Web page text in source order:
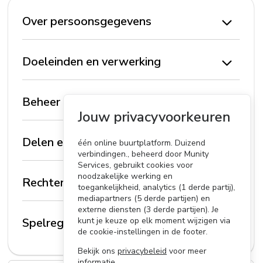
Jouw privacyvoorkeuren
één online buurtplatform. Duizend
verbindingen., beheerd door Munity
Services, gebruikt cookies voor
noodzakelijke werking en
toegankelijkheid, analytics (1 derde partij),
mediapartners (5 derde partijen) en
externe diensten (3 derde partijen). Je
kunt je keuze op elk moment wijzigen via
de cookie-instellingen in de footer.
Bekijk onsprivacybeleid voor meer
Over persoonsgegevens
Doeleinden en verwerking
Beheer en toegang
Delen en verstrekken
Rechten en verantwoordelijkheden
Spelregels